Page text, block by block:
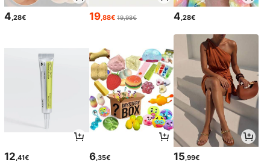
4,28€ 19,88€ 19,98€ 4,28€
12 ,41€ 6,35€ 15 ,99€